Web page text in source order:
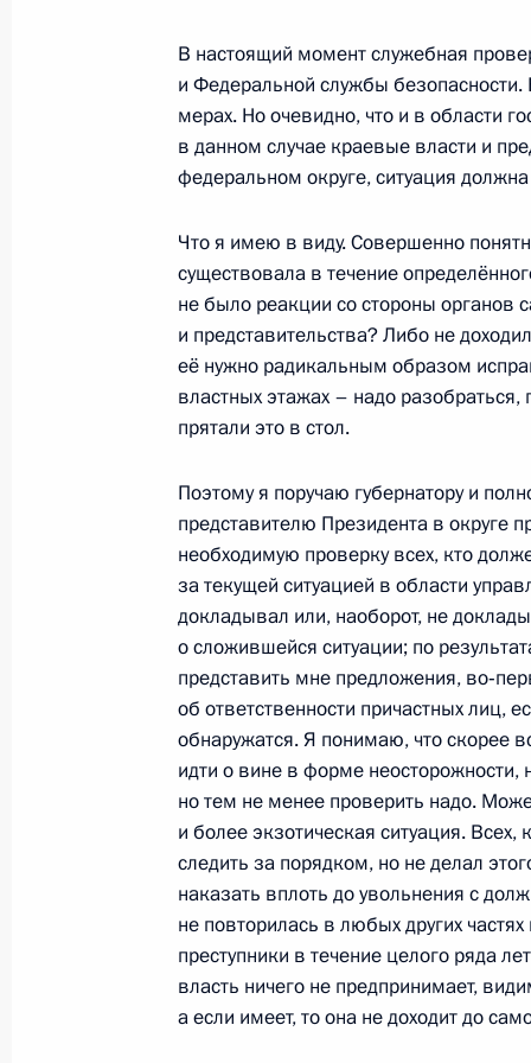
30 ноября 2010 года, вторник
Встреча с Патриархом
30 ноября 2010 года, 15:30 Москва, Кремль
Послание Президента
30 ноября 2010 года, 13:00 Москва, Кремль
29 ноября 2010 года, понедельник
29 ноября 2010 года, 16:15 Московская
Стенографический отчёт о
по модернизации и
по вопросам нормативно-
инновационной деятельности
29 ноября 2010 года, 14:00 Московская
26 ноября 2010 года, пятница
Ответы на вопросы журналистов
Украинской межгосударственной
26 ноября 2010 года, 18:00 Московская
В настоящий момент служебная
и Федеральной службы
мерах. Но очевидно, что и в области
в данном случае краевые власти и
федеральном округе, ситуация
Что я имею в виду. Совершенно
существовала в течение
не было реакции со стороны органов
и представительства? Либо не
её нужно радикальным образом
властных этажах – надо
прятали это в стол.
Поэтому я поручаю губернатору и
представителю Президента в округе
необходимую проверку всех, кто
за текущей ситуацией в области
докладывал или, наоборот, не
о сложившейся ситуации; по
представить мне предложения,
об ответственности причастных лиц,
обнаружатся. Я понимаю, что скорее
идти о вине в форме неосторожности,
но тем не менее проверить надо.
и более экзотическая ситуация.
следить за порядком, но не делал
наказать вплоть до увольнения с
не повторилась в любых других
преступники в течение целого ряда
власть ничего не предпринимает,
а если имеет, то она не доходит до